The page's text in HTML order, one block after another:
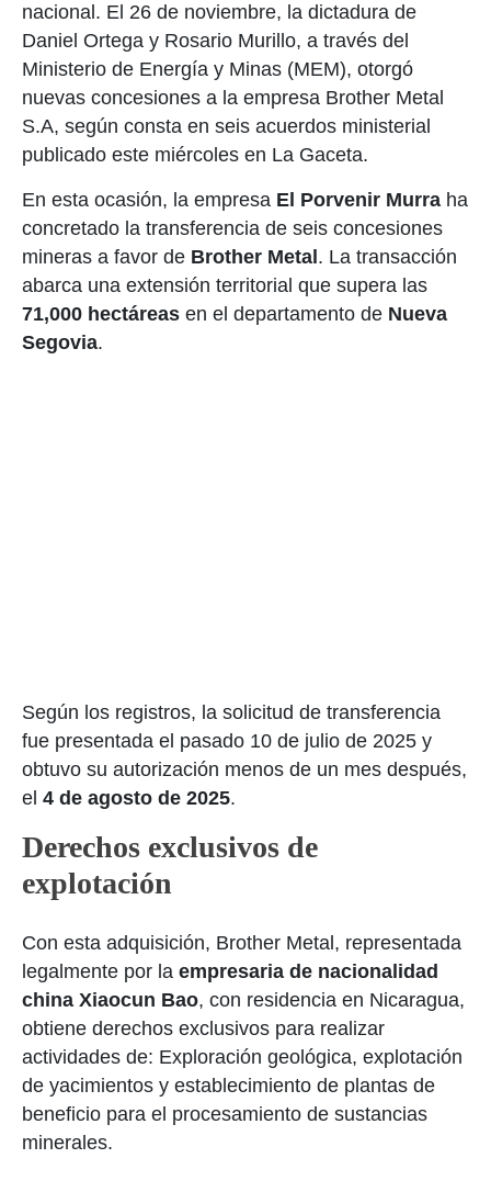
nacional. El 26 de noviembre, la dictadura de
Daniel Ortega y Rosario Murillo, a través del
Ministerio de Energía y Minas (MEM), otorgó
nuevas concesiones a la empresa Brother Metal
S.A, según consta en seis acuerdos ministerial
publicado este miércoles en La Gaceta.
En esta ocasión, la empresa El Porvenir Murra ha
concretado la transferencia de seis concesiones
mineras a favor de Brother Metal . La transacción
abarca una extensión territorial que supera las
71,000 hectáreas en el departamento de Nueva
Segovia.
Según los registros, la solicitud de transferencia
fue presentada el pasado 10 de julio de 2025 y
obtuvo su autorización menos de un mes después,
el 4 de agosto de 2025.
Derechos exclusivos de
explotación
Con esta adquisición, Brother Metal, representada
legalmente por la empresaria de nacionalidad
china Xiaocun Bao, con residencia en Nicaragua,
obtiene derechos exclusivos para realizar
actividades de: Exploración geológica, explotación
de yacimientos y establecimiento de plantas de
beneficio para el procesamiento de sustancias
minerales.